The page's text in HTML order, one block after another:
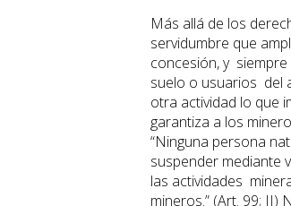
Más allá de los
servidumbre que
concesión, y
suelo o usuarios del
otra actividad lo que
garantiza a los
“Ninguna persona
suspender mediante
las actividades
mineros.” (Art. 99; II)